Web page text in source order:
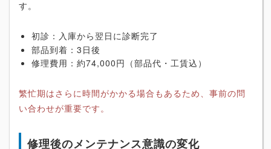
す。
初診：入庫から翌日に診断完了
部品到着：3日後
修理費用：約74,000円（部品代・工賃込）
繁忙期はさらに時間がかかる場合もあるため、事前の問
い合わせが重要です。
修理後のメンテナンス意識の変化